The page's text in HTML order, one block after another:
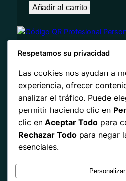
Añadir al carrito
Código QR Profesional
8,59€
Añadir al carrito
Respetamos su privacidad
Las cookies nos ayudan a
experiencia, ofrecer
analizar el tráfico. Puede
permitir haciendo clic en
clic en Aceptar Todo para
Rechazar Todo para negar
esenciales.
Personalizar